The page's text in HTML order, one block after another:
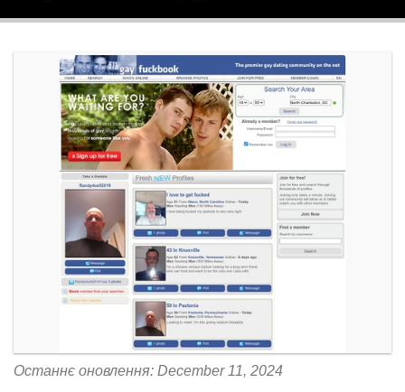
Останнє оновлення: December 11, 2024